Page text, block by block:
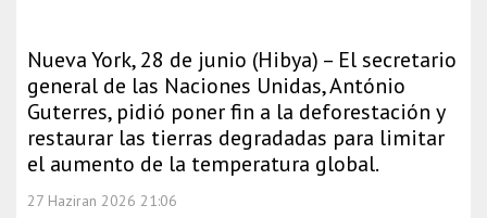
Nueva York, 28 de junio (Hibya) – El secretario
general de las Naciones Unidas, António
Guterres, pidió poner fin a la deforestación y
restaurar las tierras degradadas para limitar
el aumento de la temperatura global.
27 Haziran 2026 21:06